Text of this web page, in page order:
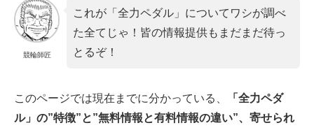
競輪師匠
これが「全力ペダル」についてワシが調べ
た全てじゃ！皆の情報提供もまだまだ待っ
とるぞ！
このページでは現在までに分かっている、
「全力ペダ
ル」の”特徴”と”無料情報と有料情報の違い”、寄せられ